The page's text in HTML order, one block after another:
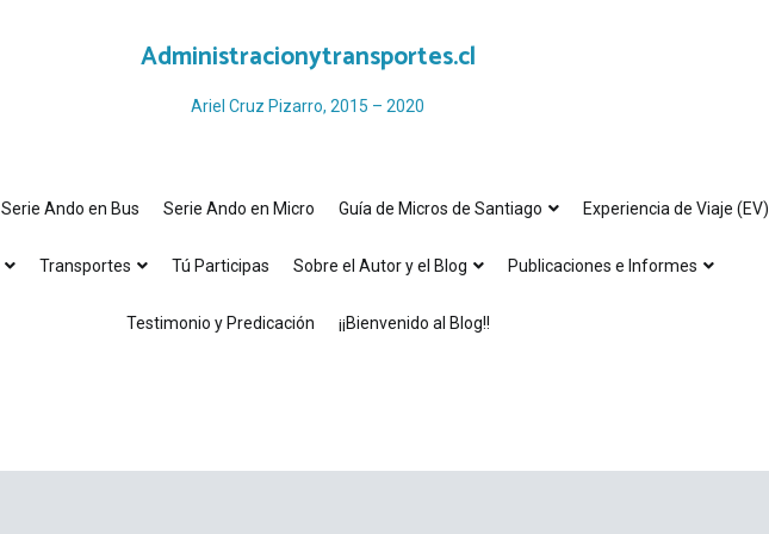
Administracionytransportes.cl
Ariel Cruz Pizarro, 2015 – 2020
Serie Ando en Bus Serie Ando en Micro Guía de Micros de Santiago Experiencia de Viaje (EV)
Transportes Tú Participas Sobre el Autor y el Blog Publicaciones e Informes
Testimonio y Predicación ¡¡Bienvenido al Blog!!